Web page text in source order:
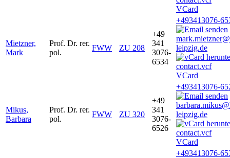
VCard
Mietzner,
Mark
Prof. Dr. rer.
pol.
FWW ZU 208
+49
341
3076-
6534
+493413076-
leipzig.de
VCard
Mikus,
Barbara
Prof. Dr. rer.
pol.
FWW ZU 320
+49
341
3076-
6526
+493413076-
leipzig.de
VCard
+493413076-